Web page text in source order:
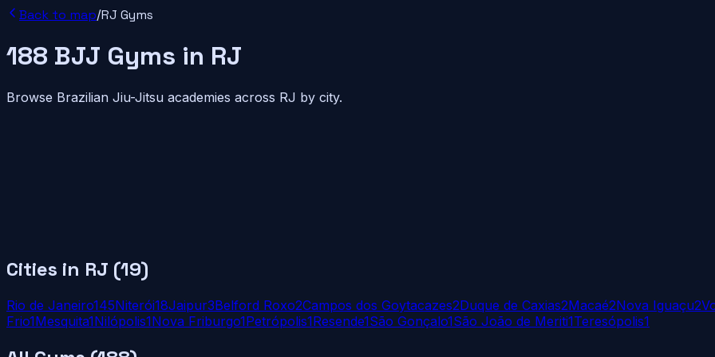
Back to map/RJ Gyms
188 BJJ Gyms in RJ
Browse Brazilian Jiu-Jitsu academies across RJ by city.
Cities in RJ (19)
Rio de Janeiro145Niterói18Jaipur3Belford Roxo2Campos dos Goytacazes2Duque de Caxias2Macaé2Nova Iguaçu2
Frio1Mesquita1Nilópolis1Nova Friburgo1Petrópolis1Resende1São Gonçalo1São João de Meriti1Teresópolis1